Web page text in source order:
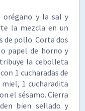
orégano y la sal y
la mezcla en un
de pollo. Corta dos
papel de horno y
la cebolleta
1 cucharadas de
1 cucharadita
el sésamo. Cierra
bien sellado y